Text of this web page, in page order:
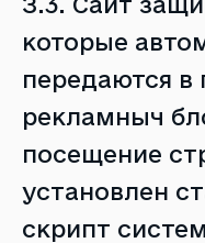
которые
передаются в
рекламныч
посещение
установлен
скрипт